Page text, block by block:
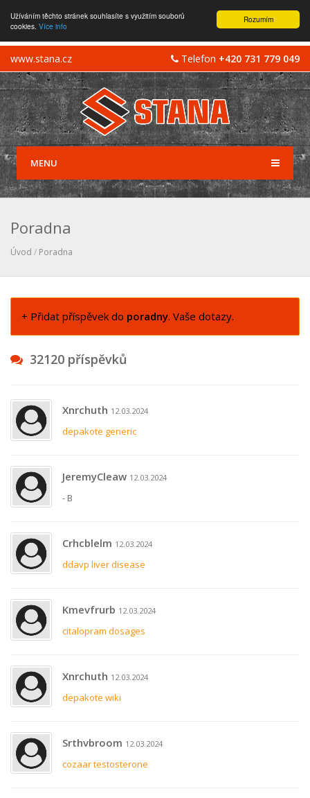
Rozumím
Užíváním těchto stránek souhlasíte s využitím souborů
cookies. Více info
Telefon +420 731 779 049
www.stana.cz
MENU
Poradna
Úvod / Poradna
+ Přidat příspěvek do poradny. Vaše dotazy.
32120 příspěvků
Xnrchuth 12.03.2024
depakote generic
JeremyCleaw 12.03.2024
- B
Crhcblelm 12.03.2024
ddavp liver disease
Kmevfrurb 12.03.2024
citalopram dosages
Xnrchuth 12.03.2024
depakote wiki
Srthvbroom 12.03.2024
cozaar testosterone